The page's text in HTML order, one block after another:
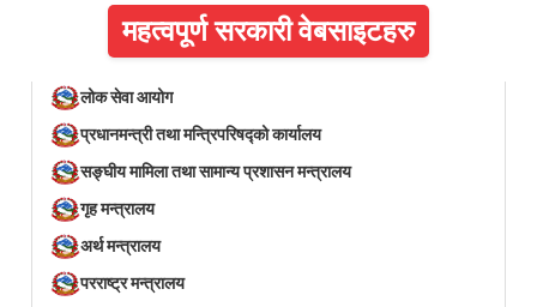
महत्वपूर्ण सरकारी वेबसाइटहरु
लोक सेवा आयोग
प्रधानमन्त्री तथा मन्त्रिपरिषद्को कार्यालय
सङ्घीय मामिला तथा सामान्य प्रशासन मन्त्रालय
गृह मन्त्रालय
अर्थ मन्त्रालय
परराष्ट्र मन्त्रालय